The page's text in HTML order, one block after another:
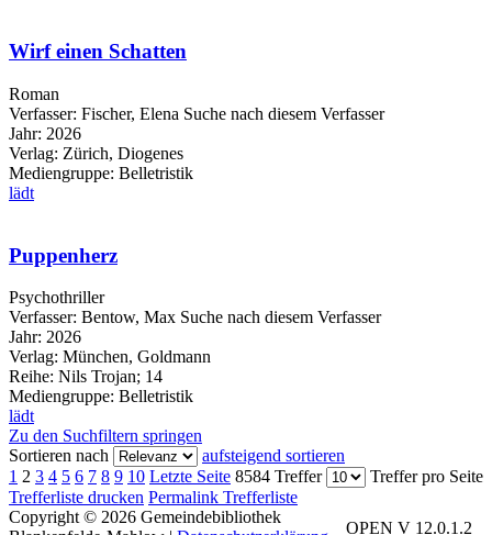
Wirf einen Schatten
Roman
Verfasser: Fischer, Elena Suche nach diesem Verfasser
Jahr: 2026
Verlag: Zürich, Diogenes
Mediengruppe: Belletristik
lädt
Puppenherz
Psychothriller
Verfasser: Bentow, Max Suche nach diesem Verfasser
Jahr: 2026
Verlag: München, Goldmann
Reihe: Nils Trojan; 14
Mediengruppe: Belletristik
lädt
Zu den Suchfiltern springen
Sortieren nach
aufsteigend sortieren
1 2 3 4 5 6 7 8 9 10 Letzte Seite 8584 Treffer
Treffer pro Seite
Trefferliste drucken Permalink Trefferliste
OPEN V 12.0.1.2
Copyright © 2026 Gemeindebibliothek